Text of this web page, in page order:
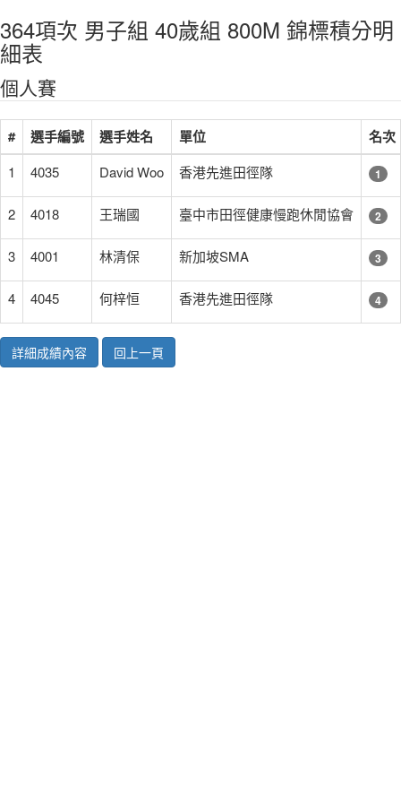
364項次 男子組 40歲組 800M 錦標積分明
細表
個人賽
# 選手編號 選手姓名 單位 名次
1 4035 David Woo 香港先進田徑隊 1
2 4018 王瑞國 臺中市田徑健康慢跑休閒協會 2
3 4001 林清保 新加坡SMA 3
4 4045 何梓恒 香港先進田徑隊 4
詳細成績內容